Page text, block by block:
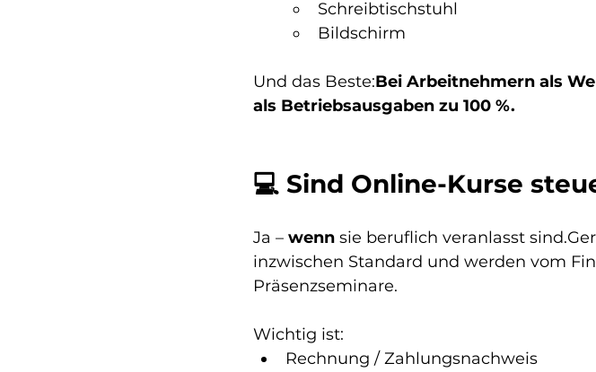
Schreibtischstuhl
Bildschirm
Und das Beste:Bei Arbeitnehmern als
als Betriebsausgaben zu 100 %.
💻 Sind Online-Kurse
Ja – wenn sie beruflich veranlasst
inzwischen Standard und werden vom
Präsenzseminare.
Wichtig ist:
Rechnung / Zahlungsnachweis